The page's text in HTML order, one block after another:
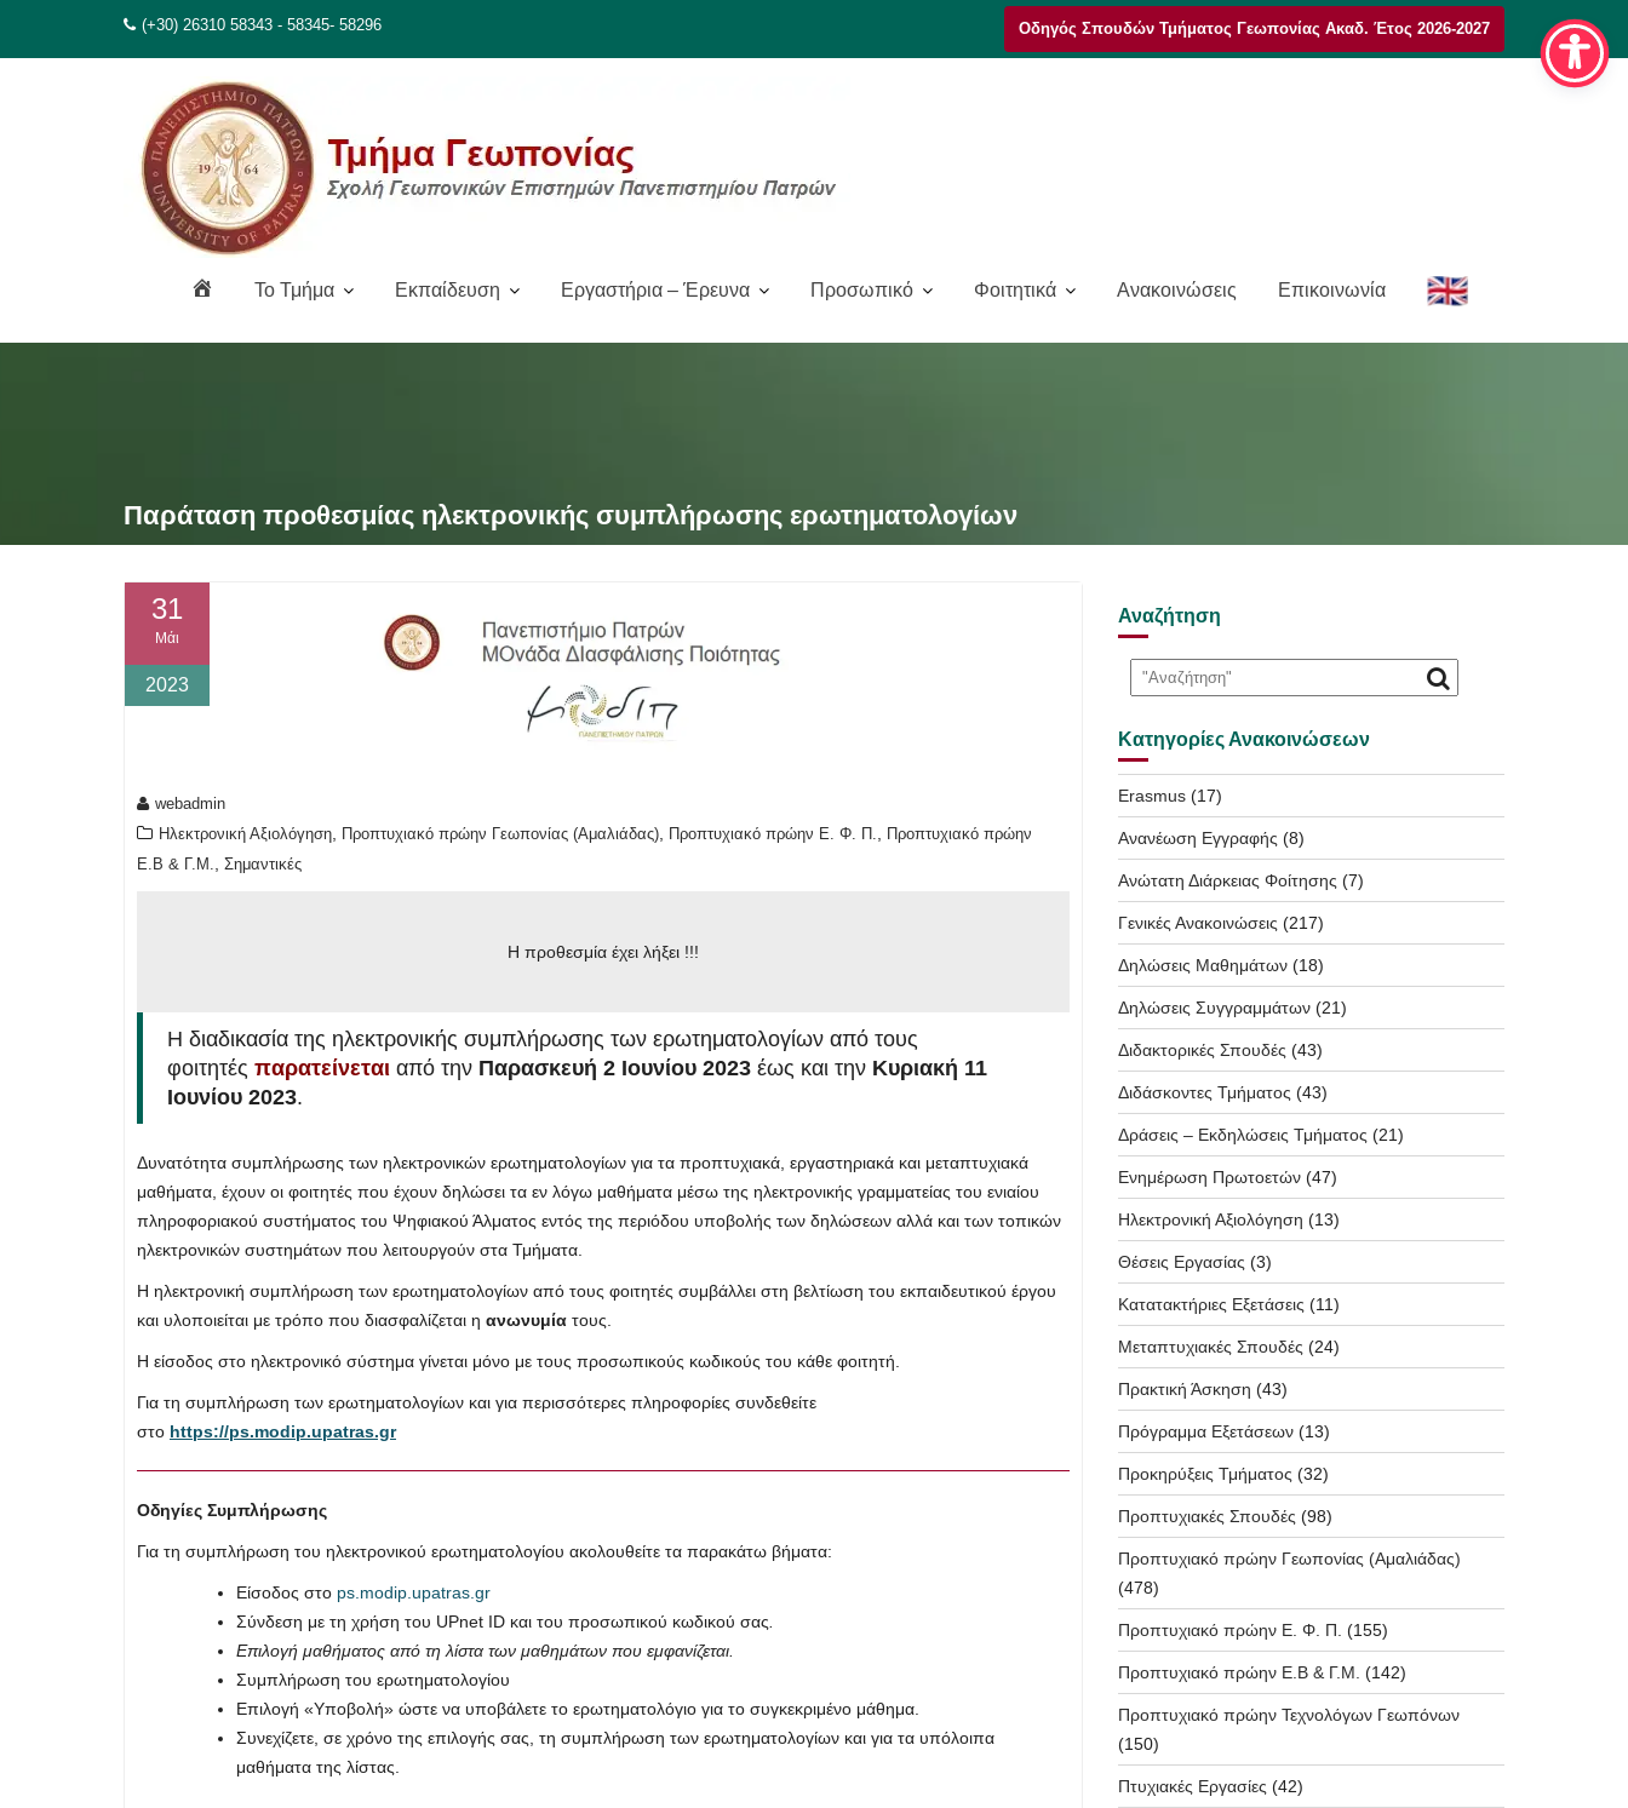
(+30) 26310 58343 - 58345- 58296 Οδηγός Σπουδών Τμήματος Γεωπονίας Ακαδ. Έτος 2026-2027
To Τμήμα Εκπαίδευση Εργαστήρια – Έρευνα Προσωπικό Φοιτητικά Ανακοινώσεις Επικοινωνία
E
n
Παράταση προθεσμίας ηλεκτρονικής συμπλήρωσης ερωτηματολογίων
31
Μάι
2023
webadmin
Ηλεκτρονική Αξιολόγηση Προπτυχιακό πρώην Γεωπονίας (Αμαλιάδας) Προπτυχιακό πρώην Ε. Φ. Π.
Προπτυχιακό πρώην
Ε.Β & Γ.Μ.
Σημαντικές
Η προθεσμία έχει λήξει !!!
Η διαδικασία της ηλεκτρονικής συμπλήρωσης των ερωτηματολογίων από τους
φοιτητές παρατείνεται από την Παρασκευή 2 Ιουνίου 2023 έως και την Κυριακή 11
Ιουνίου 2023.
Δυνατότητα συμπλήρωσης των ηλεκτρονικών ερωτηματολογίων για τα προπτυχιακά, εργαστηριακά και μεταπτυχιακά
μαθήματα, έχουν οι φοιτητές που έχουν δηλώσει τα εν λόγω μαθήματα μέσω της ηλεκτρονικής γραμματείας του ενιαίου
πληροφοριακού συστήματος του Ψηφιακού Άλματος εντός της περιόδου υποβολής των δηλώσεων αλλά και των τοπικών
ηλεκτρονικών συστημάτων που λειτουργούν στα Τμήματα.
Η ηλεκτρονική συμπλήρωση των ερωτηματολογίων από τους φοιτητές συμβάλλει στη βελτίωση του εκπαιδευτικού έργου
και υλοποιείται με τρόπο που διασφαλίζεται η ανωνυμία τους.
Η είσοδος στο ηλεκτρονικό σύστημα γίνεται μόνο με τους προσωπικούς κωδικούς του κάθε φοιτητή.
Για τη συμπλήρωση των ερωτηματολογίων και για περισσότερες πληροφορίες συνδεθείτε
στο https://ps.modip.upatras.gr
Οδηγίες Συμπλήρωσης
Για τη συμπλήρωση του ηλεκτρονικού ερωτηματολογίου ακολουθείτε τα παρακάτω βήματα:
Είσοδος στο ps.modip.upatras.gr
Σύνδεση με τη χρήση του UPnet ID και του προσωπικού κωδικού σας
Επιλογή μαθήματος από τη λίστα των μαθημάτων που εμφανίζεται.
Συμπλήρωση του ερωτηματολογίου
Επιλογή «Υποβολή» ώστε να υποβάλετε το ερωτηματολόγιο για το συγκεκριμένο μάθημα.
Συνεχίζετε, σε χρόνο της επιλογής σας, τη συμπλήρωση των ερωτηματολογίων και για τα υπόλοιπα
μαθήματα της λίστας.
Αναζήτηση
Κατηγορίες Ανακοινώσεων
Erasmus(17)
Ανανέωση Εγγραφής (8)
Ανώτατη Διάρκειας Φοίτησης (7)
Γενικές Ανακοινώσεις (217)
Δηλώσεις Μαθημάτων(18)
Δηλώσεις Συγγραμμάτων(21)
Διδακτορικές Σπουδές (43)
Διδάσκοντες Τμήματος (43)
Δράσεις – Εκδηλώσεις Τμήματος (21)
Ενημέρωση Πρωτοετών(47)
Ηλεκτρονική Αξιολόγηση (13)
Θέσεις Εργασίας (3)
Κατατακτήριες Εξετάσεις (11)
Μεταπτυχιακές Σπουδές (24)
Πρακτική Άσκηση (43)
Πρόγραμμα Εξετάσεων(13)
Προκηρύξεις Τμήματος (32)
Προπτυχιακές Σπουδές (98)
Προπτυχιακό πρώην Γεωπονίας (Αμαλιάδας)
(478)
Προπτυχιακό πρώην Ε. Φ. Π. (155)
Προπτυχιακό πρώην Ε.Β & Γ.Μ. (142)
Προπτυχιακό πρώην Τεχνολόγων Γεωπόνων
(150)
Πτυχιακές Εργασίες (42)